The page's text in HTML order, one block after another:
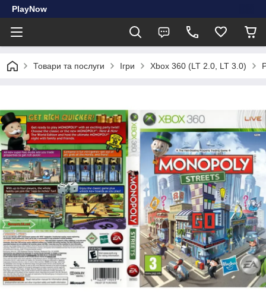
PlayNow
Товари та послуги Ігри Xbox 360 (LT 2.0, LT 3.0)